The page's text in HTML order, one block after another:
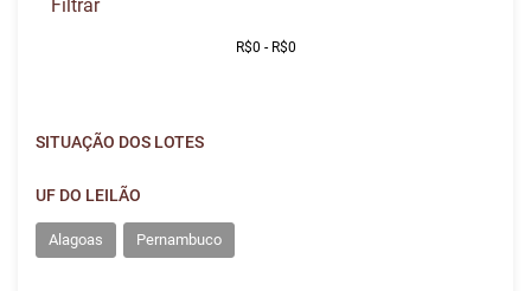
Filtrar
SITUAÇÃO DOS LOTES
UF DO LEILÃO
Alagoas Pernambuco